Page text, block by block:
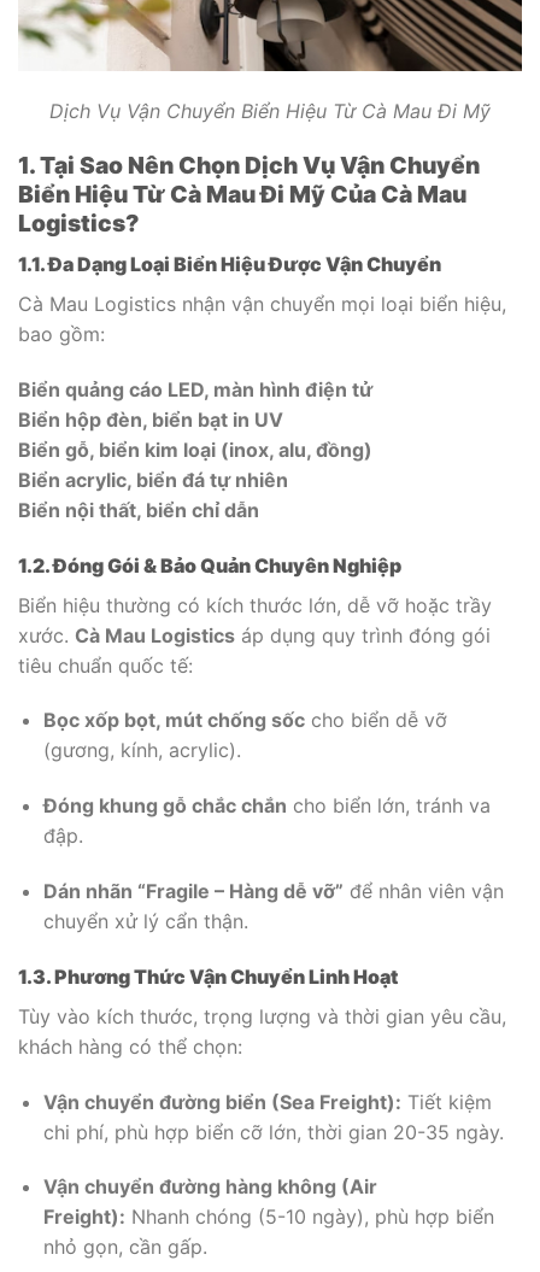
Dịch Vụ Vận Chuyển Biển Hiệu Từ Cà Mau Đi Mỹ
1. Tại Sao Nên Chọn Dịch Vụ Vận Chuyển
Biển Hiệu Từ Cà Mau Đi Mỹ Của Cà Mau
Logistics?
1.1. Đa Dạng Loại Biển Hiệu Được Vận Chuyển
Cà Mau Logistics nhận vận chuyển mọi loại biển hiệu,
bao gồm:
Biển quảng cáo LED, màn hình điện tử
Biển hộp đèn, biển bạt in UV
Biển gỗ, biển kim loại (inox, alu, đồng)
Biển acrylic, biển đá tự nhiên
Biển nội thất, biển chỉ dẫn
1.2. Đóng Gói & Bảo Quản Chuyên Nghiệp
Biển hiệu thường có kích thước lớn, dễ vỡ hoặc trầy
xước. Cà Mau Logistics áp dụng quy trình đóng gói
tiêu chuẩn quốc tế:
Bọc xốp bọt, mút chống sốccho biển dễ vỡ
(gương, kính, acrylic).
Đóng khung gỗ chắc chắn cho biển lớn, tránh va
đập.
Dán nhãn “Fragile – Hàng dễ vỡ” để nhân viên vận
chuyển xử lý cẩn thận.
1.3. Phương Thức Vận Chuyển Linh Hoạt
Tùy vào kích thước, trọng lượng và thời gian yêu cầu,
khách hàng có thể chọn:
Vận chuyển đường biển (Sea Freight): Tiết kiệm
chi phí, phù hợp biển cỡ lớn, thời gian 20-35 ngày.
Vận chuyển đường hàng không (Air
Freight): Nhanh chóng (5-10 ngày), phù hợp biển
nhỏ gọn, cần gấp.